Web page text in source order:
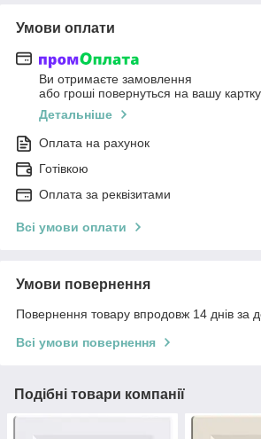
Умови оплати
Ви отримаєте замовлення
або гроші повернуться на вашу картку
Детальніше
Оплата на рахунок
Готівкою
Оплата за реквізитами
Всі умови оплати
Умови повернення
Повернення товару впродовж 14 днів за
Всі умови повернення
Подібні товари компанії